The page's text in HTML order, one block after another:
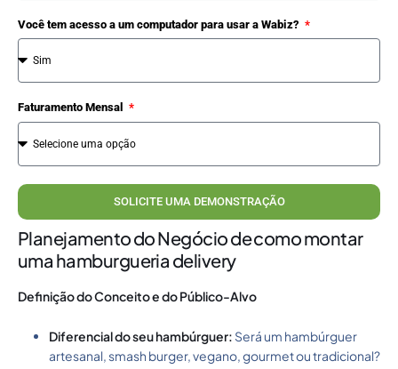
Você tem acesso a um computador para usar a Wabiz?
Faturamento Mensal
SOLICITE UMA DEMONSTRAÇÃO
Planejamento do Negócio de como montar
uma hamburgueria delivery
Definição do Conceito e do Público-Alvo
Diferencial do seu hambúrguer: Será um hambúrguer
artesanal, smash burger, vegano, gourmet ou tradicional?